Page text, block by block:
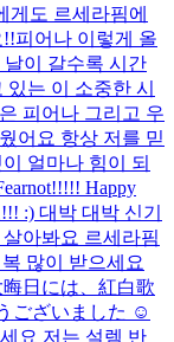
게도 르세라핌에
!!피어나 이렇게 올
이 갈수록 시간
는 이 소중한 시
피어나 그리고 우
어요 항상 저를 믿
얼마나 힘이 되
Happy
:) 대박 대박 신기
아봐요 르세라핌
많이 받으세요
日には、紅白歌
ございました ☺️
요 저는 설렘 반